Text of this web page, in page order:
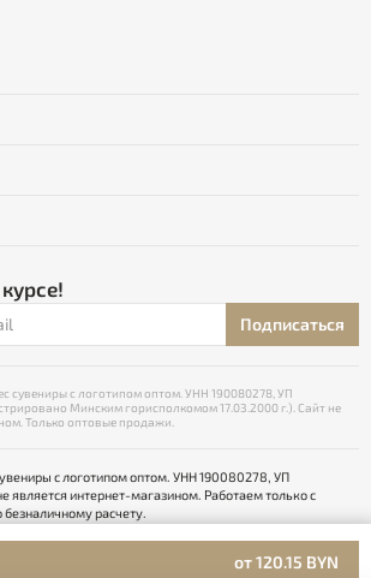
от 120.15 BYN
Подписаться
сувениры с логотипом оптом. УНН 190080278, УП
Минским горисполкомом 17.03.2000 г.). Сайт не
Только оптовые продажи.
с логотипом оптом. УНН 190080278, УП
интернет-магазином. Работаем только с
расчету.